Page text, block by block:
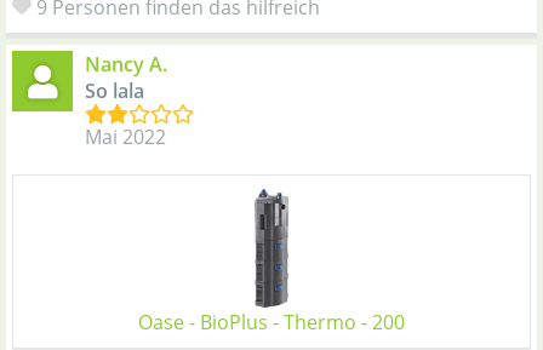
9 Personen finden das hilfreich
Nancy A.
So lala
Mai 2022
Oase - BioPlus - Thermo - 200